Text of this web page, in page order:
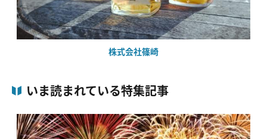
株式会社篠崎
いま読まれている特集記事